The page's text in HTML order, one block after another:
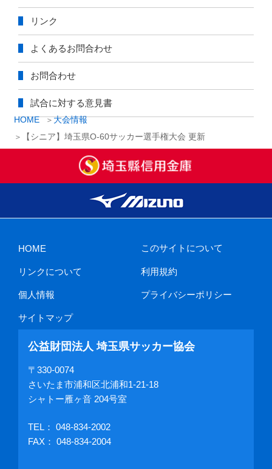
HOME
大会情報
【シニア】埼玉県O-60サッカー選手権大会 更新
リンク
よくあるお問合わせ
お問合わせ
試合に対する意見書
HOME このサイトについて
リンクについて 利用規約
個人情報 プライバシーポリシー
サイトマップ
公益財団法人 埼玉県サッカー協会
〒330-0074
さいたま市浦和区北浦和1-21-18
シャトー雁ヶ音 204号室
TEL： 048-834-2002
FAX： 048-834-2004